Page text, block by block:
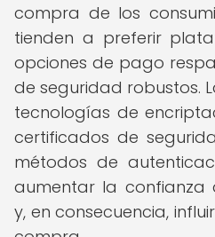
compra de los
tienden a preferir
opciones de pago
de seguridad robustos.
tecnologías de
certificados de
métodos de
aumentar la confianza
y, en consecuencia,